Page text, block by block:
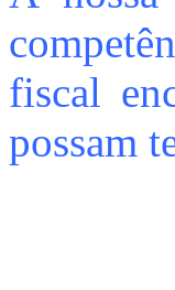
fiscal
possam